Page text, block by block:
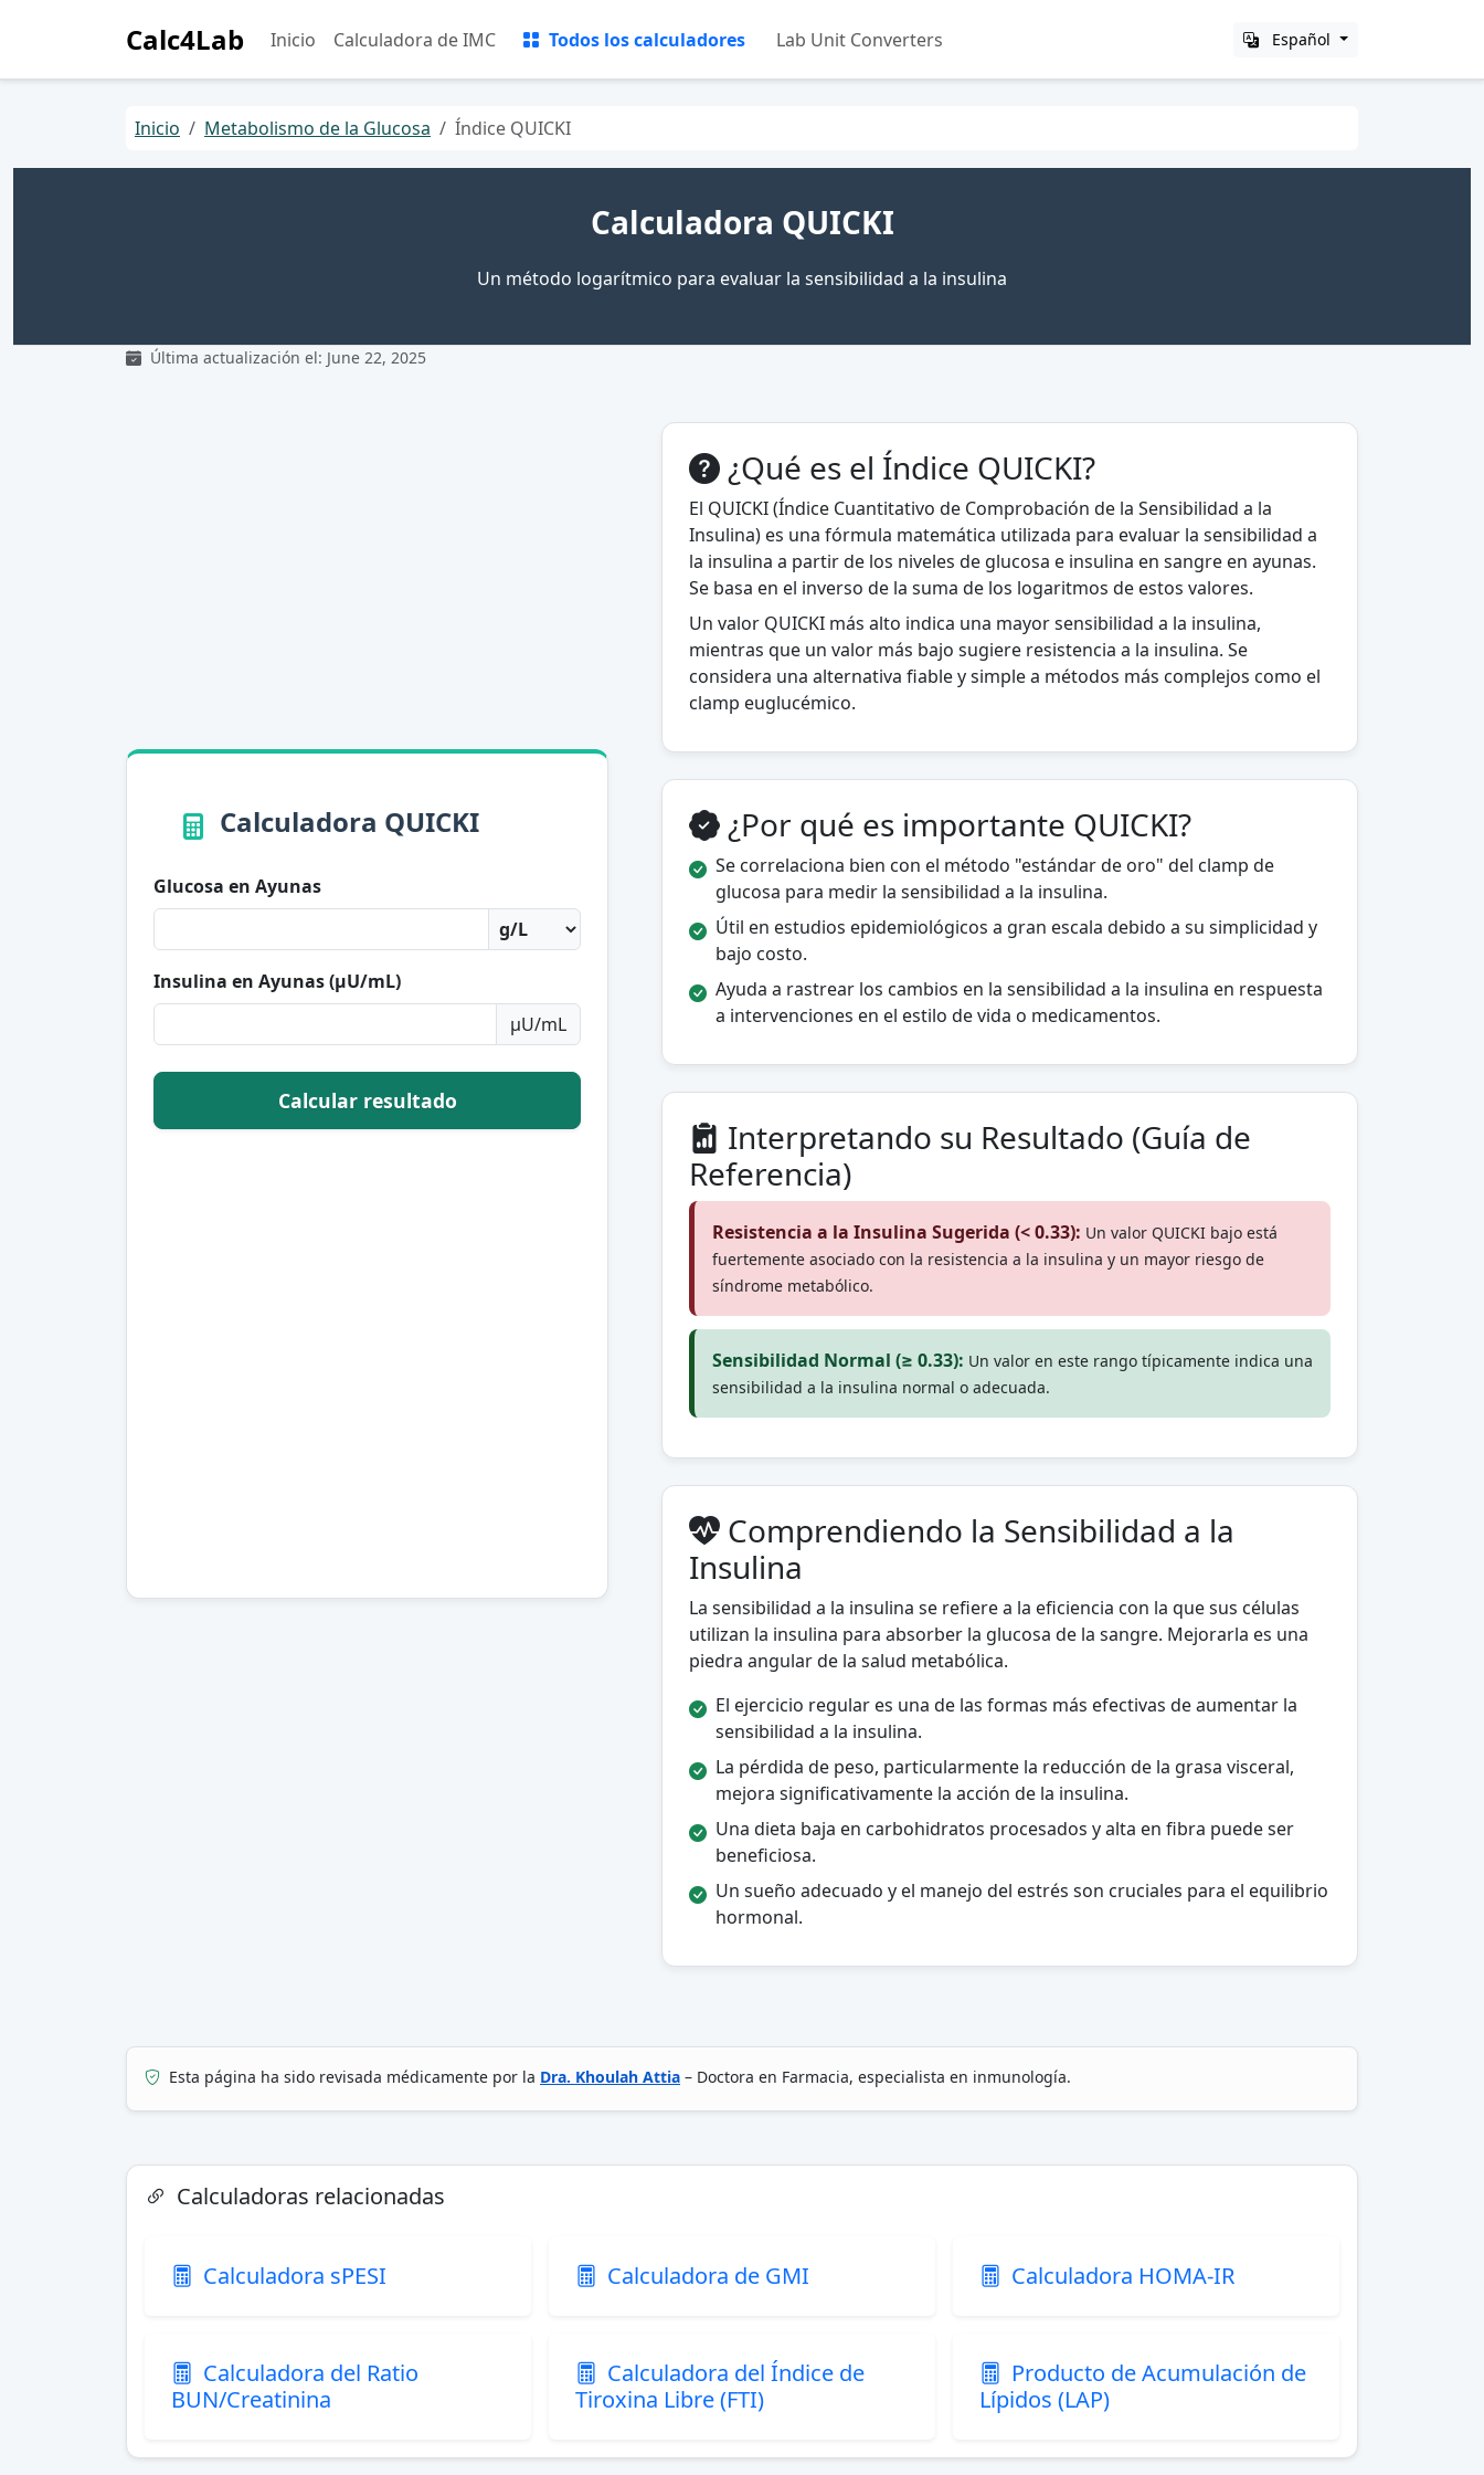
Calc4Lab Español
Inicio Calculadora de IMC Todos los calculadores Lab Unit Converters
Inicio Metabolismo de la Glucosa Índice QUICKI
Calculadora QUICKI
Un método logarítmico para evaluar la sensibilidad a la insulina
Última actualización el: June 22, 2025
Calculadora QUICKI
Glucosa en Ayunas
Insulina en Ayunas (µU/mL)
µU/mL
Calcular resultado
¿Qué es el Índice QUICKI?
El QUICKI (Índice Cuantitativo de Comprobación de la Sensibilidad a la
Insulina) es una fórmula matemática utilizada para evaluar la sensibilidad a
la insulina a partir de los niveles de glucosa e insulina en sangre en ayunas.
Se basa en el inverso de la suma de los logaritmos de estos valores.
Un valor QUICKI más alto indica una mayor sensibilidad a la insulina,
mientras que un valor más bajo sugiere resistencia a la insulina. Se
considera una alternativa fiable y simple a métodos más complejos como el
clamp euglucémico.
¿Por qué es importante QUICKI?
Se correlaciona bien con el método "estándar de oro" del clamp de
glucosa para medir la sensibilidad a la insulina.
Útil en estudios epidemiológicos a gran escala debido a su simplicidad y
bajo costo.
Ayuda a rastrear los cambios en la sensibilidad a la insulina en respuesta
a intervenciones en el estilo de vida o medicamentos.
Interpretando su Resultado (Guía de
Referencia)
Resistencia a la Insulina Sugerida (< 0.33): Un valor QUICKI bajo está
fuertemente asociado con la resistencia a la insulina y un mayor riesgo de
síndrome metabólico.
Sensibilidad Normal (≥ 0.33): Un valor en este rango típicamente indica una
sensibilidad a la insulina normal o adecuada.
Comprendiendo la Sensibilidad a la
Insulina
La sensibilidad a la insulina se refiere a la eficiencia con la que sus células
utilizan la insulina para absorber la glucosa de la sangre. Mejorarla es una
piedra angular de la salud metabólica.
El ejercicio regular es una de las formas más efectivas de aumentar la
sensibilidad a la insulina.
La pérdida de peso, particularmente la reducción de la grasa visceral,
mejora significativamente la acción de la insulina.
Una dieta baja en carbohidratos procesados y alta en fibra puede ser
beneficiosa.
Un sueño adecuado y el manejo del estrés son cruciales para el equilibrio
hormonal.
Esta página ha sido revisada médicamente por la Dra. Khoulah Attia – Doctora en Farmacia, especialista en inmunología.
Calculadoras relacionadas
Calculadora sPESI Calculadora de GMI Calculadora HOMA-IR
Calculadora del Ratio
BUN/Creatinina
Calculadora del Índice de
Tiroxina Libre (FTI)
Producto de Acumulación de
Lípidos (LAP)